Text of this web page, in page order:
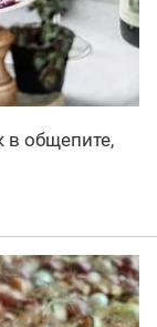
в общепите,